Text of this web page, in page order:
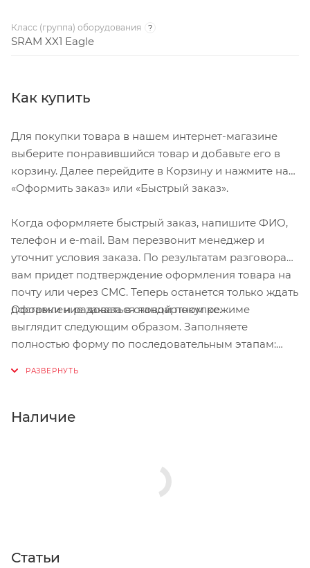
Класс (группа) оборудования ?
SRAM XX1 Eagle
Как купить
Для покупки товара в нашем интернет-магазине
выберите понравившийся товар и добавьте его в
корзину. Далее перейдите в Корзину и нажмите на
«Оформить заказ» или «Быстрый заказ».
Когда оформляете быстрый заказ, напишите ФИО,
телефон и e-mail. Вам перезвонит менеджер и
уточнит условия заказа. По результатам разговора
вам придет подтверждение оформления товара на
почту или через СМС. Теперь останется только ждать
доставки и радоваться новой покупке.
Оформление заказа в стандартном режиме
выглядит следующим образом. Заполняете
полностью форму по последовательным этапам:
Нажмите кнопку «Оформить заказ».
Наличие
Статьи